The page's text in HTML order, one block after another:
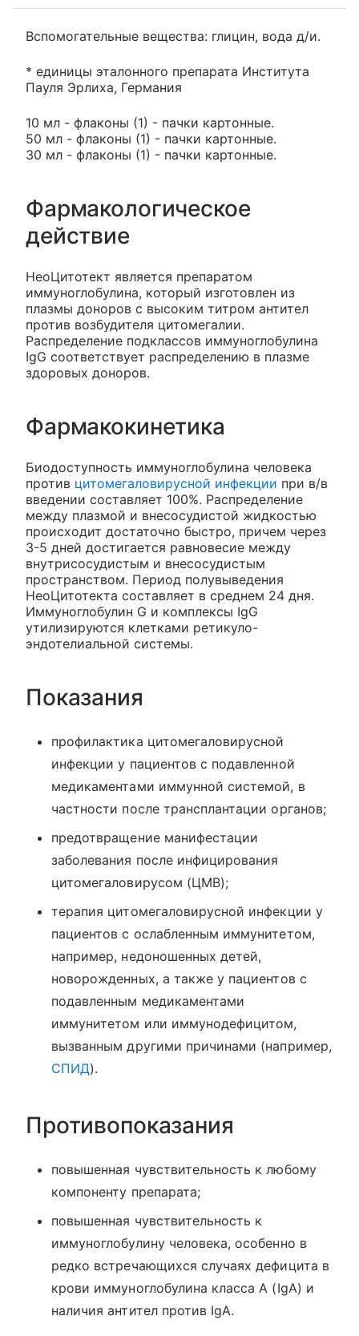
Вспомогательные вещества: глицин, вода д/и.
* единицы эталонного препарата Института
Пауля Эрлиха, Германия
10 мл - флаконы (1) - пачки картонные.
50 мл - флаконы (1) - пачки картонные.
30 мл - флаконы (1) - пачки картонные.
Фармакологическое
действие
НеоЦитотект является препаратом
иммуноглобулина, который изготовлен из
плазмы доноров с высоким титром антител
против возбудителя цитомегалии.
Распределение подклассов иммуноглобулина
IgG соответствует распределению в плазме
здоровых доноров.
Фармакокинетика
Биодоступность иммуноглобулина человека
против цитомегаловирусной инфекции при в/в
введении составляет 100%. Распределение
между плазмой и внесосудистой жидкостью
происходит достаточно быстро, причем через
3-5 дней достигается равновесие между
внутрисосудистым и внесосудистым
пространством. Период полувыведения
НеоЦитотекта составляет в среднем 24 дня.
Иммуноглобулин G и комплексы IgG
утилизируются клетками ретикуло-
эндотелиальной системы.
Показания
профилактика цитомегаловирусной
инфекции у пациентов с подавленной
медикаментами иммунной системой, в
частности после трансплантации органов;
предотвращение манифестации
заболевания после инфицирования
цитомегаловирусом (ЦМВ);
терапия цитомегаловирусной инфекции у
пациентов с ослабленным иммунитетом,
например, недоношенных детей,
новорожденных, а также у пациентов с
подавленным медикаментами
иммунитетом или иммунодефицитом,
вызванным другими причинами (например,
СПИД).
Противопоказания
повышенная чувствительность к любому
компоненту препарата;
повышенная чувствительность к
иммуноглобулину человека, особенно в
редко встречающихся случаях дефицита в
крови иммуноглобулина класса А (IgA) и
наличия антител против IgA.